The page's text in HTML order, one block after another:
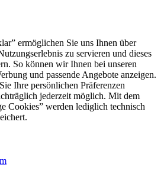
ermöglichen Sie uns Ihnen über
zu servieren und dieses
So können wir Ihnen bei unseren
und passende Angebote anzeigen.
Ihre persönlichen Präferenzen
jederzeit möglich. Mit dem
Cookies” werden lediglich technisch